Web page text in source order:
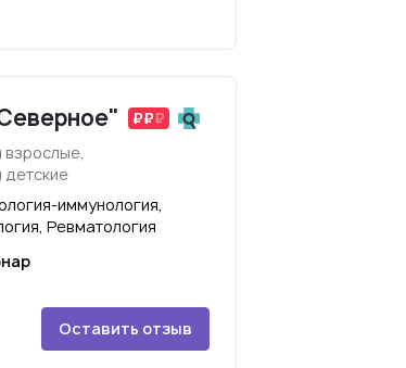
иммунология,
Ревматология
Оставить отзыв